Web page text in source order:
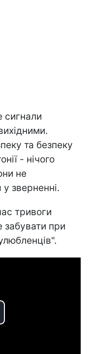
сигнали
та безпеку
- нічого
не
зверненні.
тривоги
забувати при